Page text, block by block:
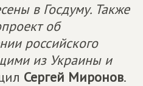
в Госдуму. Также
об
российского
из Украины и
Сергей Миронов.